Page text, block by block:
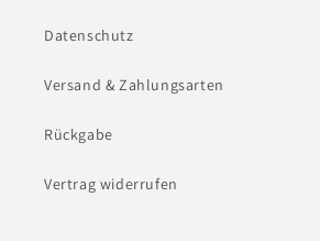
Datenschutz
Versand & Zahlungsarten
Rückgabe
Vertrag widerrufen